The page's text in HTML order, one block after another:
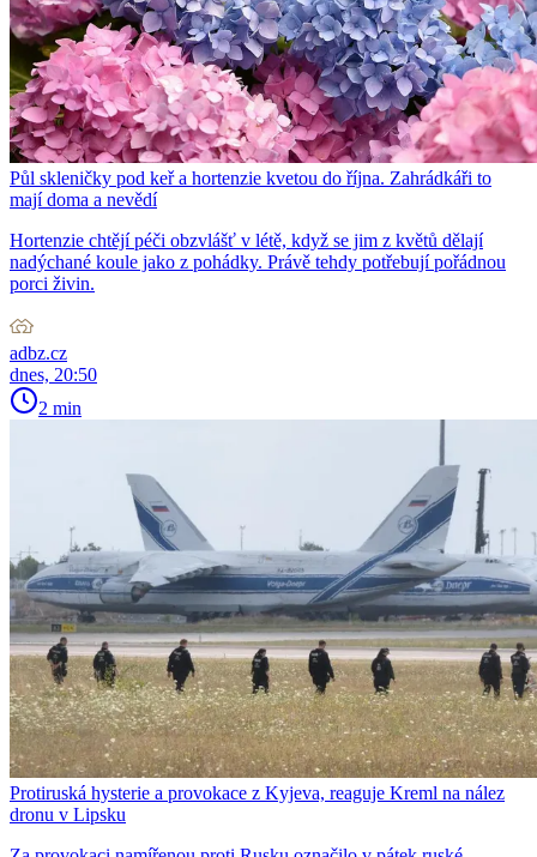
Půl skleničky pod keř a hortenzie kvetou do října. Zahrádkáři to
mají doma a nevědí
Hortenzie chtějí péči obzvlášť v létě, když se jim z květů dělají
nadýchané koule jako z pohádky. Právě tehdy potřebují pořádnou
porci živin.
adbz.cz
dnes, 20:50
2 min
Protiruská hysterie a provokace z Kyjeva, reaguje Kreml na nález
dronu v Lipsku